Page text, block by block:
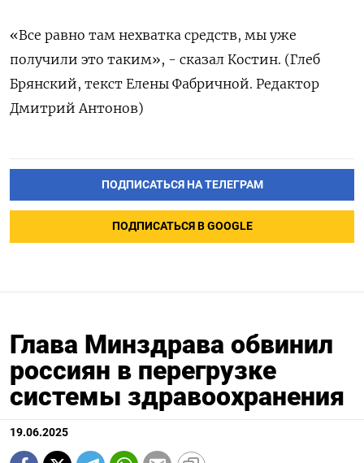
«Все равно там нехватка средств, мы уже
получили это таким», - сказал Костин. (Глеб
Брянский, текст Елены Фабричной. Редактор
Дмитрий Антонов)
ПОДПИСАТЬСЯ НА ТЕЛЕГРАМ
ПОДПИСАТЬСЯ В GOOGLE
Глава Минздрава обвинил
россиян в перегрузке
системы здравоохранения
19.06.2025